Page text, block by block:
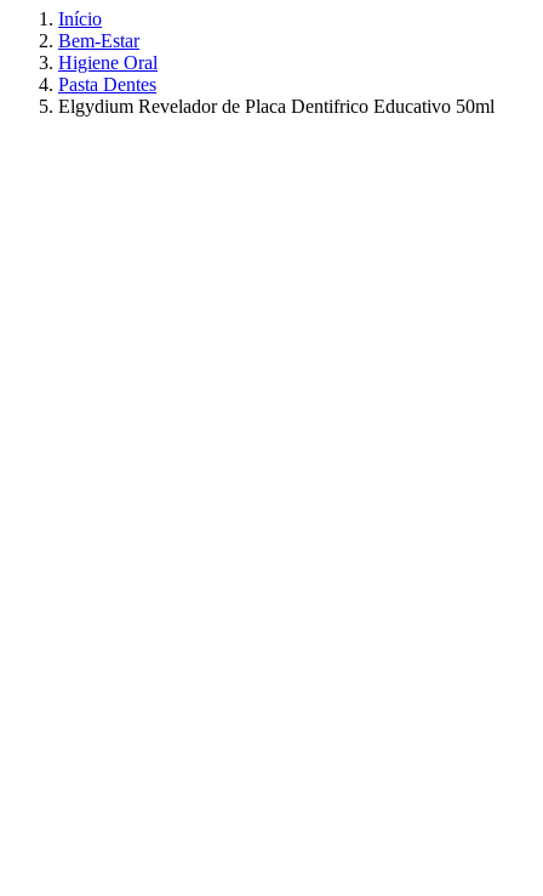
Início
Bem-Estar
Higiene Oral
Pasta Dentes
Elgydium Revelador de Placa Dentifrico Educativo 50ml